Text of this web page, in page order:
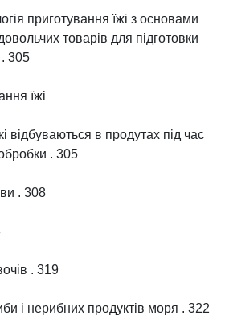
приготування їжі з основами
товарів для підготовки
. 305
їжі
відбуваються в продутах під час
. 305
. 308
. 319
і нерибних продуктів моря . 322